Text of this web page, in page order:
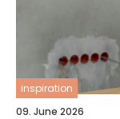
inspiration
09. June 2026